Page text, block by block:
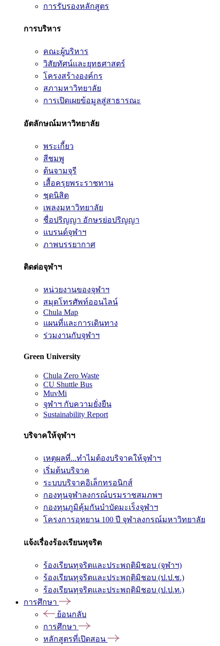
การรับรองหลักสูตร
การบริหาร
คณะผู้บริหาร
วิสัยทัศน์และยุทธศาสตร์
โครงสร้างองค์กร
สภามหาวิทยาลัย
การเปิดเผยข้อมูลสู่สาธารณะ
อัตลักษณ์มหาวิทยาลัย
พระเกี้ยว
สีชมพู
ต้นจามจุรี
เสื้อครุยพระราชทาน
ชุดนิสิต
เพลงมหาวิทยาลัย
ชื่อปริญญา อักษรย่อปริญญา
แบรนด์จุฬาฯ
ภาพบรรยากาศ
ติดต่อจุฬาฯ
หน่วยงานของจุฬาฯ
สมุดโทรศัพท์ออนไลน์
Chula Map
แผนที่และการเดินทาง
ร่วมงานกับจุฬาฯ
Green University
Chula Zero Waste
CU Shuttle Bus
MuvMi
จุฬาฯ กับความยั่งยืน
Sustainability Report
บริจาคให้จุฬาฯ
เหตุผลที่...ทำไมต้องบริจาคให้จุฬาฯ
เริ่มต้นบริจาค
ระบบบริจาคอิเล็กทรอนิกส์
กองทุนจุฬาลงกรณ์บรมราชสมภพฯ
กองทุนภูมิคุ้มกันบำบัดมะเร็งจุฬาฯ
โครงการอุทยาน 100 ปี จุฬาลงกรณ์มหาวิทยาลัย
แจ้งเรื่องร้องเรียนทุจริต
ร้องเรียนทุจริตและประพฤติมิชอบ (จุฬาฯ)
ร้องเรียนทุจริตและประพฤติมิชอบ (ป.ป.ช.)
ร้องเรียนทุจริตและประพฤติมิชอบ (ป.ป.ท.)
การศึกษา
ย้อนกลับ
การศึกษา
หลักสูตรที่เปิดสอน